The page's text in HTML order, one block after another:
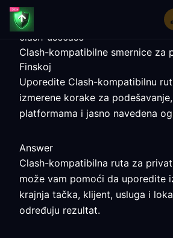
clash-usecase
Clash-kompatibilne smernice za
Finskoj
Uporedite Clash-kompatibilnu
izmerene korake za
platformama i jasno navedena
Answer
Clash-kompatibilna ruta za
može vam pomoći da uporedite
krajnja tačka, klijent, usluga i
određuju rezultat.